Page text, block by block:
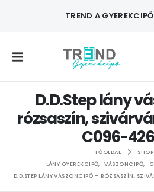
TREND A
D.D.Step lány
rózsaszín,
C096-
FŐOLDAL
SHOP
LÁNY GYEREKCIPŐ, VÁSZONCIPŐ,
D.D.STEP LÁNY VÁSZONCIPŐ – RÓZSASZÍN,